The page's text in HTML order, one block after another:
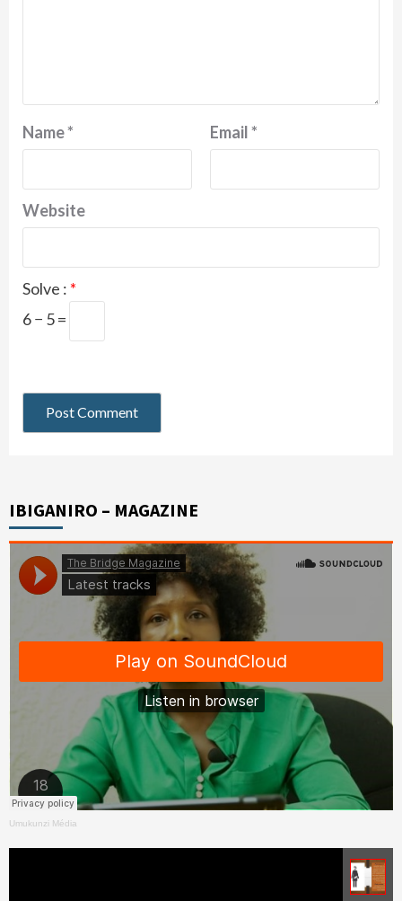
Name* Email*
Website
Solve : *
6 − 5 =
IBIGANIRO – MAGAZINE
Umukunzi Média